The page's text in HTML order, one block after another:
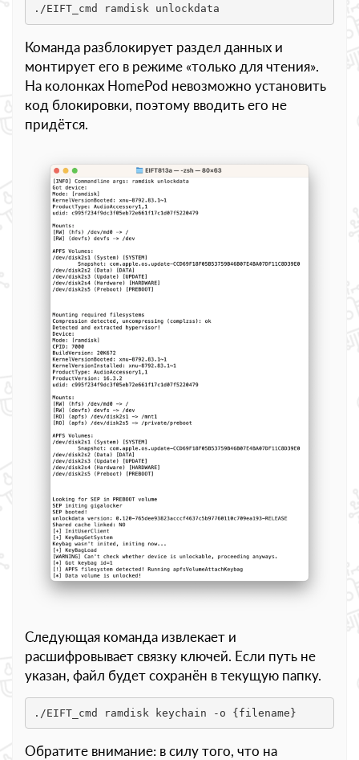
./EIFT_cmd ramdisk unlockdata
Команда разблокирует раздел данных и
монтирует его в режиме «только для чтения».
На колонках HomePod невозможно установить
код блокировки, поэтому вводить его не
придётся.
Следующая команда извлекает и
расшифровывает связку ключей. Если путь не
указан, файл будет сохранён в текущую папку.
./EIFT_cmd ramdisk keychain -o {filename}
Обратите внимание: в силу того, что на